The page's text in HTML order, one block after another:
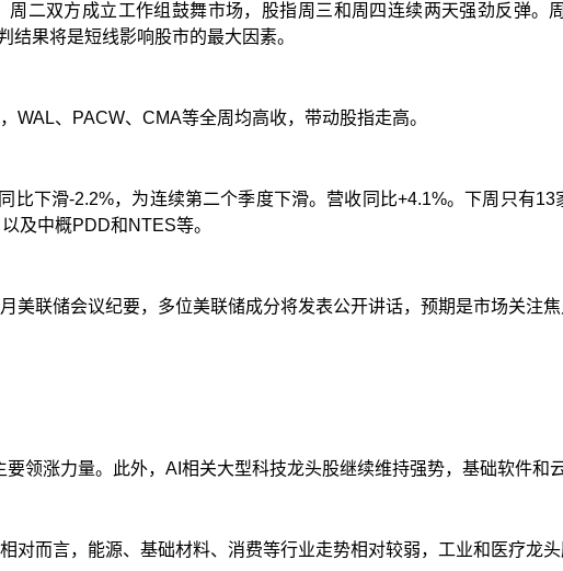
二双方成立工作组鼓舞市场，股指周三和周四连续两天强劲反弹。
结果将是短线影响股市的最大因素。
WAL、 PACW、 CMA等全周均高收，带动股指走高。
比下滑-2.2%，为连续第二个季度下滑。营收同比+4.1%。下周只有13
以及中概PDD和 NTES等。
美联储会议纪要，多位美联储成分将发表公开讲话，预期是市场关注焦
领涨力量。此外， AI 相关大型科技龙头股继续维持强势，基础软件和
对而言，能源、基础材料、消费等行业走势相对较弱，工业和医疗龙头